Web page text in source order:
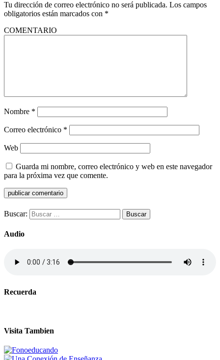
Tu dirección de correo electrónico no será publicada. Los campos
obligatorios están marcados con *
COMENTARIO
Nombre *
Correo electrónico *
Web
Guarda mi nombre, correo electrónico y web en este navegador
para la próxima vez que comente.
Buscar:
Audio
Recuerda
Visita Tambien